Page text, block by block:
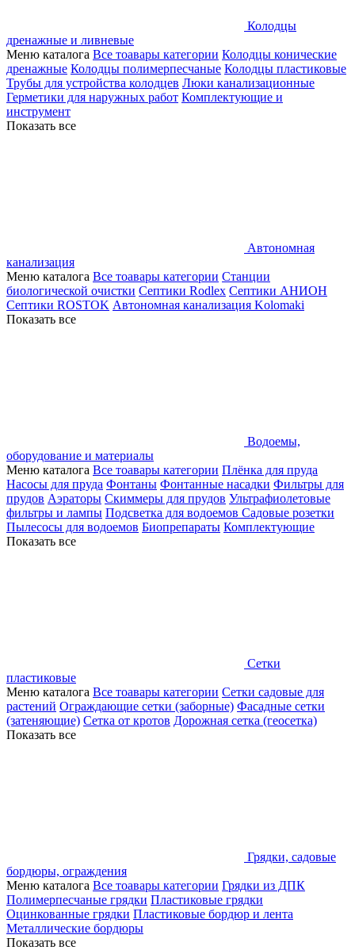
Колодцы
дренажные и ливневые
Меню каталога Все тоавары категории Колодцы конические
дренажные Колодцы полимерпесчаные Колодцы пластиковые
Трубы для устройства колодцев Люки канализационные
Герметики для наружных работ Комплектующие и
инструмент
Показать все
Автономная
канализация
Меню каталога Все тоавары категории Станции
биологической очистки Септики Rodlex Септики АНИОН
Септики ROSTOK Автономная канализация Kolomaki
Показать все
Водоемы,
оборудование и материалы
Меню каталога Все тоавары категории Плёнка для пруда
Насосы для пруда Фонтаны Фонтанные насадки Фильтры для
прудов Аэраторы Скиммеры для прудов Ультрафиолетовые
фильтры и лампы Подсветка для водоемов Садовые розетки
Пылесосы для водоемов Биопрепараты Комплектующие
Показать все
Сетки
пластиковые
Меню каталога Все тоавары категории Сетки садовые для
растений Ограждающие сетки (заборные) Фасадные сетки
(затеняющие) Сетка от кротов Дорожная сетка (геосетка)
Показать все
Грядки, садовые
бордюры, ограждения
Меню каталога Все тоавары категории Грядки из ДПК
Полимерпесчаные грядки Пластиковые грядки
Оцинкованные грядки Пластиковые бордюр и лента
Металлические бордюры
Показать все